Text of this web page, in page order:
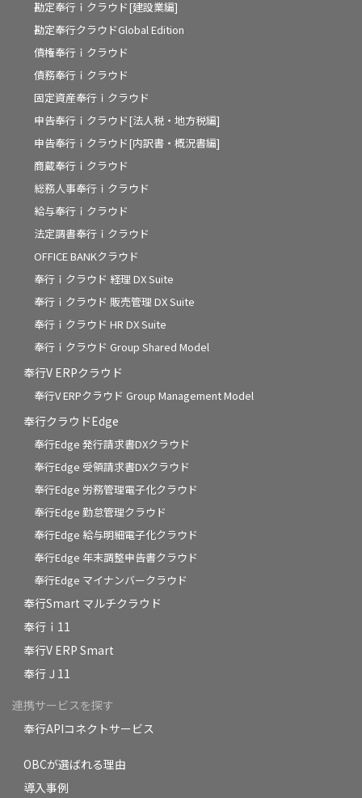
勘定奉行ｉクラウド[建設業編]
勘定奉行クラウドGlobal Edition
債権奉行ｉクラウド
債務奉行ｉクラウド
固定資産奉行ｉクラウド
申告奉行ｉクラウド[法人税・地方税編]
申告奉行ｉクラウド[内訳書・概況書編]
商蔵奉行ｉクラウド
総務人事奉行ｉクラウド
給与奉行ｉクラウド
法定調書奉行ｉクラウド
OFFICE BANKクラウド
奉行ｉクラウド 経理 DX Suite
奉行ｉクラウド 販売管理 DX Suite
奉行ｉクラウド HR DX Suite
奉行ｉクラウド Group Shared Model
奉行V ERPクラウド
奉行V ERPクラウド Group Management Model
奉行クラウドEdge
奉行Edge 発行請求書DXクラウド
奉行Edge 受領請求書DXクラウド
奉行Edge 労務管理電子化クラウド
奉行Edge 勤怠管理クラウド
奉行Edge 給与明細電子化クラウド
奉行Edge 年末調整申告書クラウド
奉行Edge マイナンバークラウド
奉行Smart マルチクラウド
奉行ｉ11
奉行V ERP Smart
奉行Ｊ11
連携サービスを探す
奉行APIコネクトサービス
OBCが選ばれる理由
導入事例